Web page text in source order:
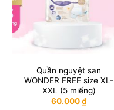
Quần nguyệt san
WONDER FREE size XL-
XXL (5 miếng)
60.000₫